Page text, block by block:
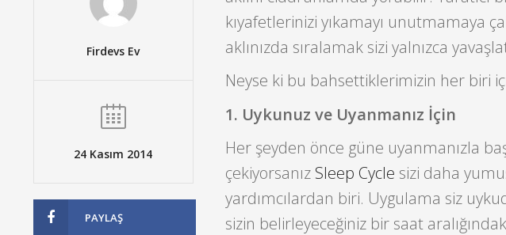
Firdevs Ev
24 Kasım 2014
PAYLAŞ
kıyafetlerinizi yıkamayı unutmamaya
aklınızda sıralamak sizi yalnızca
Neyse ki bu bahsettiklerimizin her biri
1. Uykunuz ve Uyanmanız İçin
Her şeyden önce güne uyanmanızla
çekiyorsanız Sleep Cycle sizi daha
yardımcılardan biri. Uygulama siz
sizin belirleyeceğiniz bir saat